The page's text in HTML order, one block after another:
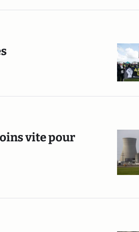
vite pour